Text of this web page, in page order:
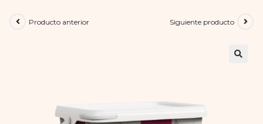
Producto anterior Siguiente producto